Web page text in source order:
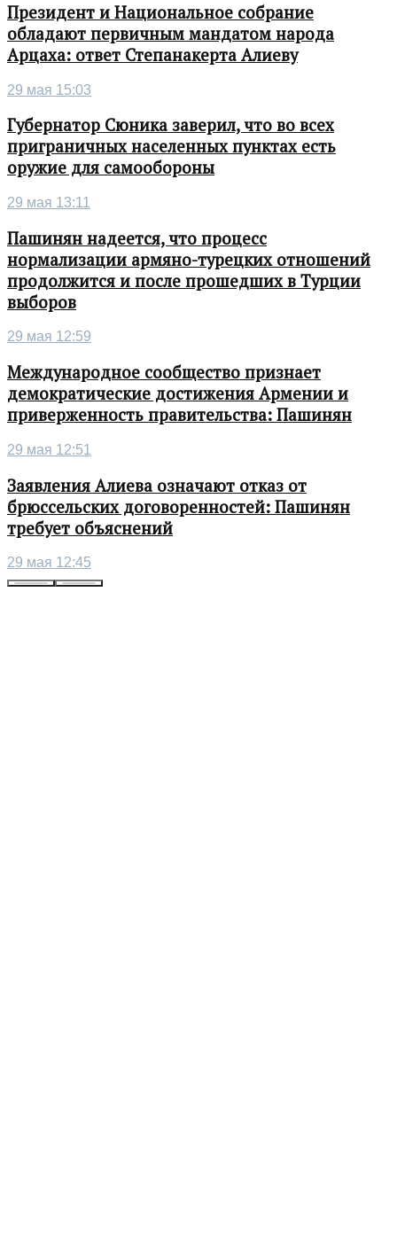
Президент и Национальное собрание
обладают первичным мандатом народа
Арцаха: ответ Степанакерта Алиеву
29 мая 15:03
Губернатор Сюника заверил, что во всех
приграничных населенных пунктах есть
оружие для самообороны
29 мая 13:11
Пашинян надеется, что процесс
нормализации армяно-турецких отношений
продолжится и после прошедших в Турции
выборов
29 мая 12:59
Международное сообщество признает
демократические достижения Армении и
приверженность правительства: Пашинян
29 мая 12:51
Заявления Алиева означают отказ от
брюссельских договоренностей: Пашинян
требует объяснений
29 мая 12:45